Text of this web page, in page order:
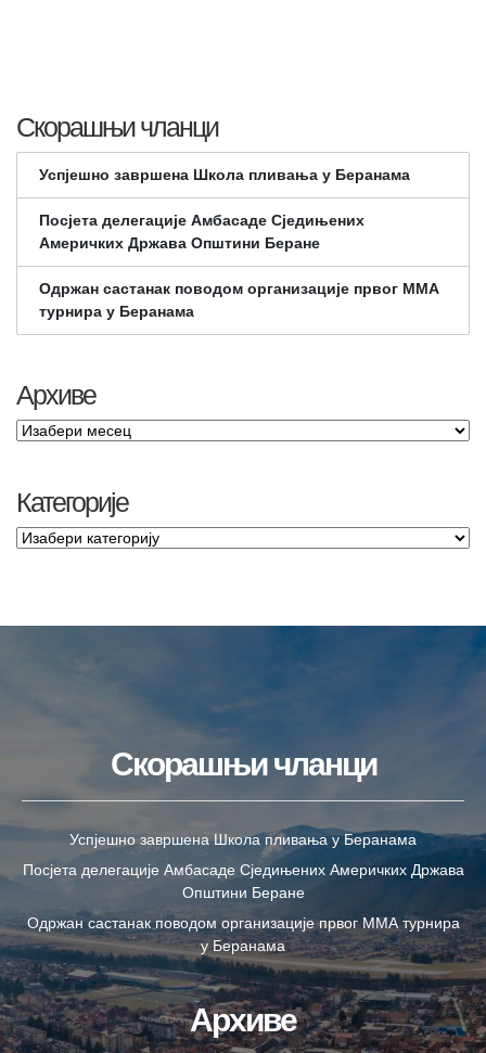
Скорашњи чланци
Успјешно завршена Школа пливања у Беранама
Посјета делегације Амбасаде Сједињених
Америчких Држава Општини Беране
Одржан састанак поводом организације првог ММА
турнира у Беранама
Архиве
Категорије
Скорашњи чланци
Успјешно завршена Школа пливања у Беранама
Посјета делегације Амбасаде Сједињених Америчких Држава
Општини Беране
Одржан састанак поводом организације првог ММА турнира
у Беранама
Архиве